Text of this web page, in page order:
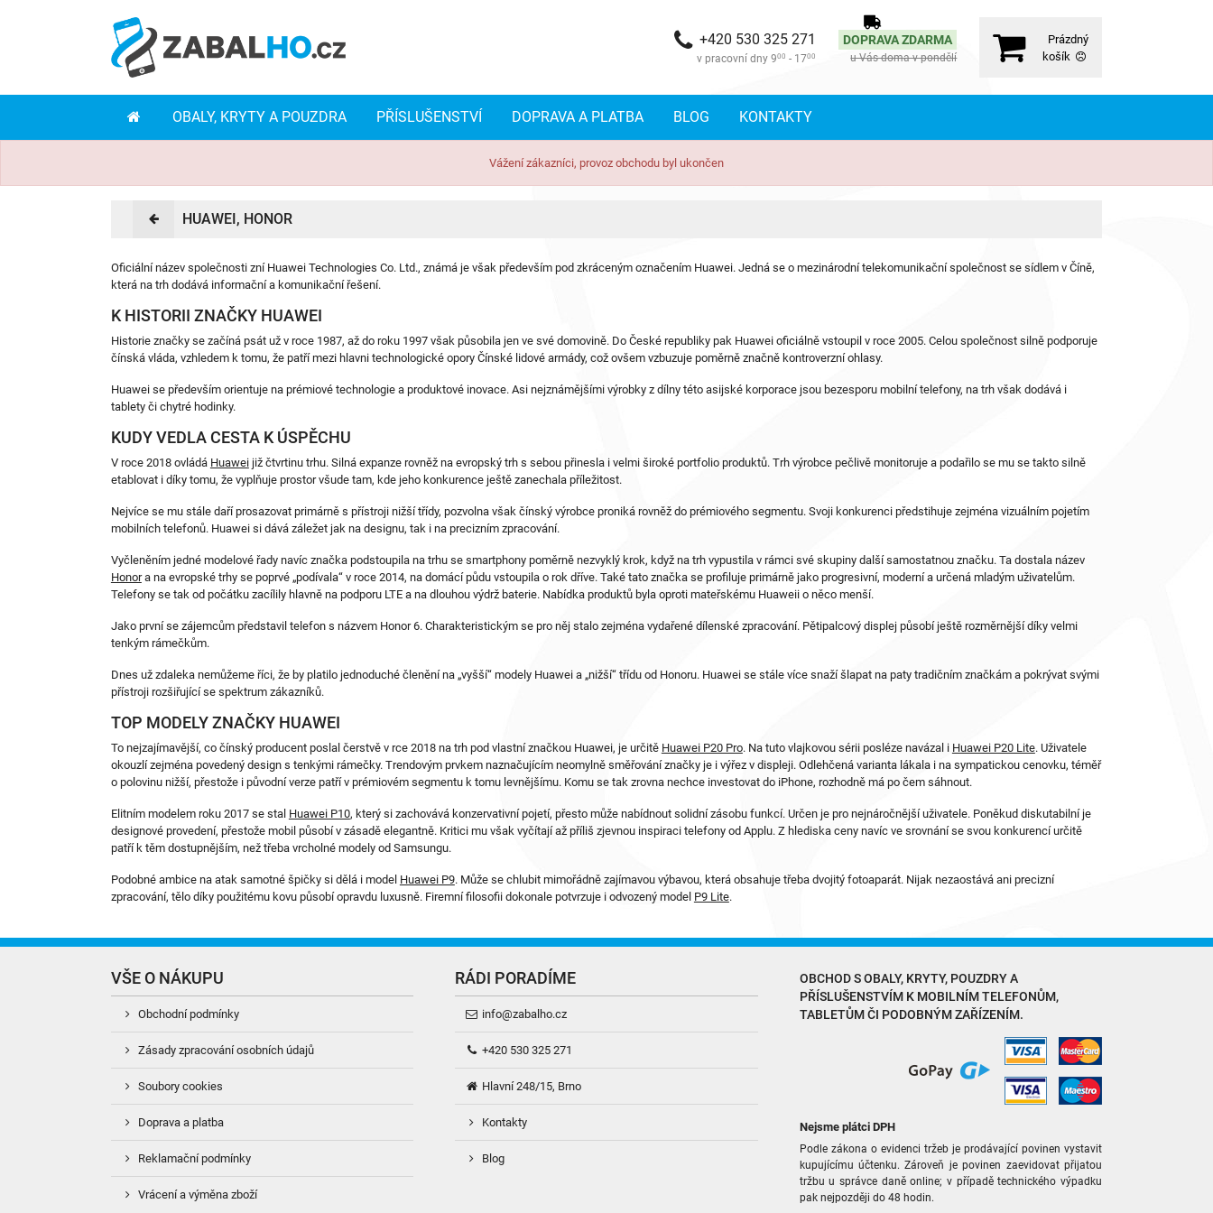
Prázdný
košík
DOPRAVA ZDARMA
u Vás doma v pondělí
+420 530 325 271
v pracovní dny 900 - 1700
OBALY, KRYTY A POUZDRA PŘÍSLUŠENSTVÍ DOPRAVA A PLATBA BLOG KONTAKTY
Vážení zákazníci, provoz obchodu byl ukončen
HUAWEI, HONOR
Oficiální název společnosti zní Huawei Technologies Co. Ltd., známá je však především pod zkráceným označením Huawei. Jedná se o mezinárodní telekomunikační společnost se sídlem v Číně,
která na trh dodává informační a komunikační řešení.
K HISTORII ZNAČKY HUAWEI
Historie značky se začíná psát už v roce 1987, až do roku 1997 však působila jen ve své domovině. Do České republiky pak Huawei oficiálně vstoupil v roce 2005. Celou společnost silně podporuje
čínská vláda, vzhledem k tomu, že patří mezi hlavni technologické opory Čínské lidové armády, což ovšem vzbuzuje poměrně značně kontroverzní ohlasy.
Huawei se především orientuje na prémiové technologie a produktové inovace. Asi nejznámějšími výrobky z dílny této asijské korporace jsou bezesporu mobilní telefony, na trh však dodává i
tablety či chytré hodinky.
KUDY VEDLA CESTA K ÚSPĚCHU
V roce 2018 ovládá Huaweijiž čtvrtinu trhu. Silná expanze rovněž na evropský trh s sebou přinesla i velmi široké portfolio produktů. Trh výrobce pečlivě monitoruje a podařilo se mu se takto silně
etablovat i díky tomu, že vyplňuje prostor všude tam, kde jeho konkurence ještě zanechala příležitost.
Nejvíce se mu stále daří prosazovat primárně s přístroji nižší třídy, pozvolna však čínský výrobce proniká rovněž do prémiového segmentu. Svoji konkurenci předstihuje zejména vizuálním pojetím
mobilních telefonů. Huawei si dává záležet jak na designu, tak i na precizním zpracování.
Vyčleněním jedné modelové řady navíc značka podstoupila na trhu se smartphony poměrně nezvyklý krok, když na trh vypustila v rámci své skupiny další samostatnou značku. Ta dostala název
Honora na evropské trhy se poprvé „podívala“ v roce 2014, na domácí půdu vstoupila o rok dříve. Také tato značka se profiluje primárně jako progresivní, moderní a určená mladým uživatelům.
Telefony se tak od počátku zacílily hlavně na podporu LTE a na dlouhou výdrž baterie. Nabídka produktů byla oproti mateřskému Huaweii o něco menší.
Jako první se zájemcům představil telefon s názvem Honor 6. Charakteristickým se pro něj stalo zejména vydařené dílenské zpracování. Pětipalcový displej působí ještě rozměrnější díky velmi
tenkým rámečkům.
Dnes už zdaleka nemůžeme říci, že by platilo jednoduché členění na „vyšší“ modely Huawei a „nižší“ třídu od Honoru. Huawei se stále více snaží šlapat na paty tradičním značkám a pokrývat svými
přístroji rozšiřující se spektrum zákazníků.
TOP MODELY ZNAČKY HUAWEI
To nejzajímavější, co čínský producent poslal čerstvě v rce 2018 na trh pod vlastní značkou Huawei, je určitě Huawei P20 Pro. Na tuto vlajkovou sérii posléze navázal i Huawei P20 Lite. Uživatele
okouzlí zejména povedený design s tenkými rámečky. Trendovým prvkem naznačujícím neomylně směřování značky je i výřez v displeji. Odlehčená varianta lákala i na sympatickou cenovku, téměř
o polovinu nižší, přestože i původní verze patří v prémiovém segmentu k tomu levnějšímu. Komu se tak zrovna nechce investovat do iPhone, rozhodně má po čem sáhnout.
Elitním modelem roku 2017 se stal Huawei P10, který si zachovává konzervativní pojetí, přesto může nabídnout solidní zásobu funkcí. Určen je pro nejnáročnější uživatele. Poněkud diskutabilní je
designové provedení, přestože mobil působí v zásadě elegantně. Kritici mu však vyčítají až příliš zjevnou inspiraci telefony od Applu. Z hlediska ceny navíc ve srovnání se svou konkurencí určitě
patří k těm dostupnějším, než třeba vrcholné modely od Samsungu.
Podobné ambice na atak samotné špičky si dělá i model Huawei P9. Může se chlubit mimořádně zajímavou výbavou, která obsahuje třeba dvojitý fotoaparát. Nijak nezaostává ani precizní
zpracování, tělo díky použitému kovu působí opravdu luxusně. Firemní filosofii dokonale potvrzuje i odvozený model P9 Lite.
VŠE O NÁKUPU
Obchodní podmínky
Zásady zpracování osobních údajů
Soubory cookies
Doprava a platba
Reklamační podmínky
Vrácení a výměna zboží
RÁDI PORADÍME
info@zabalho.cz
+420 530 325 271
Hlavní 248/15, Brno
Kontakty
Blog
OBCHOD SOBALY, KRYTY, POUZDRYA
PŘÍSLUŠENSTVÍMK MOBILNÍM TELEFONŮM,
TABLETŮM ČI PODOBNÝM ZAŘÍZENÍM.
Nejsme plátci DPH
Podle zákona o evidenci tržeb je prodávající povinen vystavit
kupujícímu účtenku. Zároveň je povinen zaevidovat přijatou
tržbu u správce daně online; v případě technického výpadku
pak nejpozději do 48 hodin.